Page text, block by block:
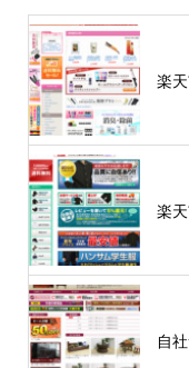
楽
楽
自